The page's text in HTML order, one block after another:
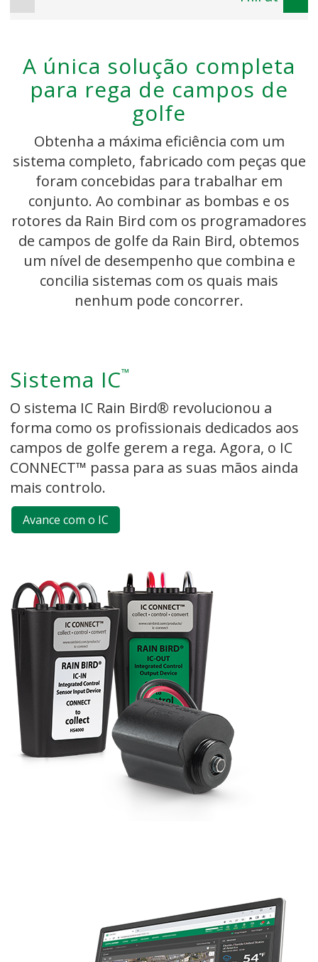
A única solução completa
para rega de campos de
golfe
Obtenha a máxima eficiência com um
sistema completo, fabricado com peças que
foram concebidas para trabalhar em
conjunto. Ao combinar as bombas e os
rotores da Rain Bird com os programadores
de campos de golfe da Rain Bird, obtemos
um nível de desempenho que combina e
concilia sistemas com os quais mais
nenhum pode concorrer.
Sistema IC™
O sistema IC Rain Bird® revolucionou a
forma como os profissionais dedicados aos
campos de golfe gerem a rega. Agora, o IC
CONNECT™ passa para as suas mãos ainda
mais controlo.
Avance com o IC